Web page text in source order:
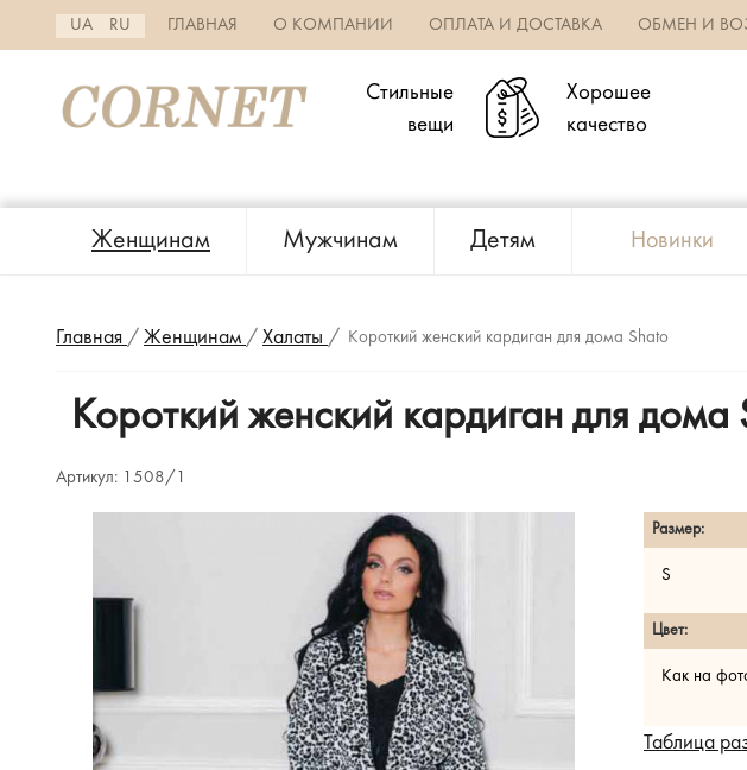
UA RU ГЛАВНАЯ О КОМПАНИИ ОПЛАТА И ДОСТАВКА ОБМЕН И
Стильные
вещи
Хорошее
качество
Женщинам Мужчинам Детям Новинки
Главная / Женщинам / Халаты / Короткий женский кардиган для дома Shato
Короткий женский кардиган для дома
Артикул: 1508/1
Размер:
S
Цвет:
Как на
Таблица